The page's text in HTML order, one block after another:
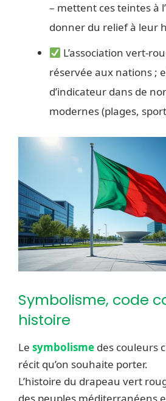
– mettent ces teintes à
donner du relief à leur
L’association vert-
réservée aux nations ;
d’indicateur dans de
modernes (plages,
Symbolisme, code
histoire
Le symbolisme des couleurs
récit qu’on souhaite porter.
L’histoire du drapeau vert